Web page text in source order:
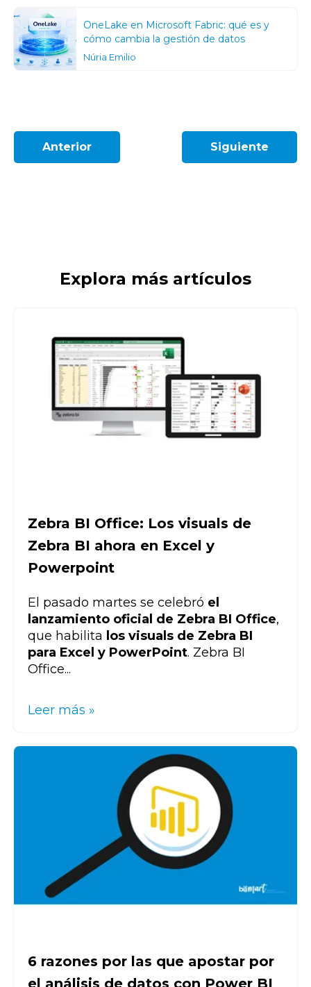
OneLake en Microsoft Fabric: qué es y
cómo cambia la gestión de datos
Núria Emilio
Anterior Siguiente
Explora más artículos
Zebra BI Office: Los visuals de
Zebra BI ahora en Excel y
Powerpoint
El pasado martes se celebró el
lanzamiento oficial de Zebra BI Office,
que habilita los visuals de Zebra BI
para Excel y PowerPoint. Zebra BI
Office...
Leer más »
6 razones por las que apostar por
el análisis de datos con Power BI